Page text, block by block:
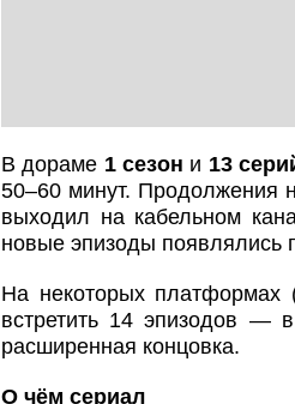
В дораме 1 сезон и 13
50–60 минут. Продолжения
выходил на кабельном
новые эпизоды появлялись
На некоторых платформах
встретить 14 эпизодов —
расширенная концовка.
О чём сериал